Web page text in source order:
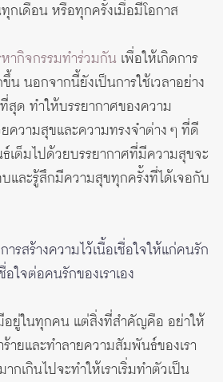
กเดือน หรือทุกครั้งเมื่อมีโอกาส
ากิจกรรมทำร่วมกัน เพื่อให้เกิดการ
น นอกจากนี้ยังเป็นการใช้เวลาอย่าง
ด ทำให้บรรยากาศของความ
ความสุขและความทรงจำต่าง ๆ ที่ดี
เต็มไปด้วยบรรยากาศที่มีความสุขจะ
และรู้สึกมีความสุขทุกครั้งที่ได้เจอกับ
การสร้างความไว้เนื้อเชื่อใจให้แก่คนรัก
ใจต่อคนรักของเราเอง
อยู่ในทุกคน แต่สิ่งที่สำคัญคือ อย่าให้
ายและทำลายความสัมพันธ์ของเรา
กเกินไปจะทำให้เราเริ่มทำตัวเป็น